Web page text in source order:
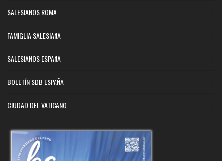
SALESIANOS ROMA
FAMIGLIA SALESIANA
SALESIANOS ESPAÑA
BOLETÍN SDB ESPAÑA
CIUDAD DEL VATICANO